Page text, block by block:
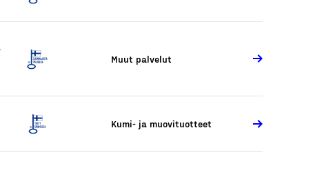
Muut palvelut
Kumi- ja muovituotteet